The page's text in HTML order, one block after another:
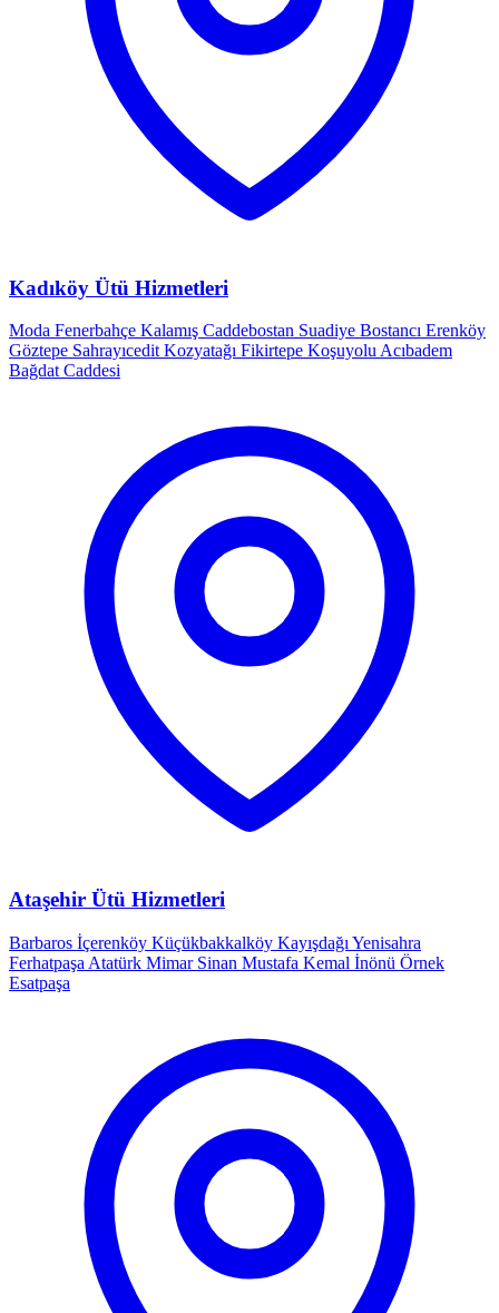
Kadıköy Ütü Hizmetleri
Moda Fenerbahçe Kalamış Caddebostan Suadiye Bostancı Erenköy
Göztepe SahrayıceditKozyatağı Fikirtepe KoşuyoluAcıbadem
Bağdat Caddesi
Ataşehir Ütü Hizmetleri
Barbaros İçerenköy Küçükbakkalköy Kayışdağı Yenisahra
Ferhatpaşa Atatürk Mimar Sinan Mustafa Kemal İnönü Örnek
Esatpaşa